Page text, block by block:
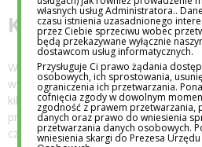
Kokon
Współczesne dzieci dorastają w
wydaje się bardziej nieprzewidywalny
kilkanaście lat temu. Nic więc
próbują chronić swoje pociechy
czy porażką. Niekiedy jednak troska
własnych usług Administratora..
czasu istnienia uzasadnionego
przez Ciebie sprzeciwu wobec
będą przekazywane wyłącznie
dostawcom usług informatycznych.
Przysługuje Ci prawo żądania
osobowych, ich sprostowania,
ograniczenia ich przetwarzania.
cofnięcia zgody w dowolnym
zgodność z prawem przetwarzania,
danych oraz prawo do wniesienia
przetwarzania danych osobowych.
wniesienia skargi do Prezesa